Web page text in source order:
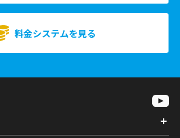
料金システムを見る